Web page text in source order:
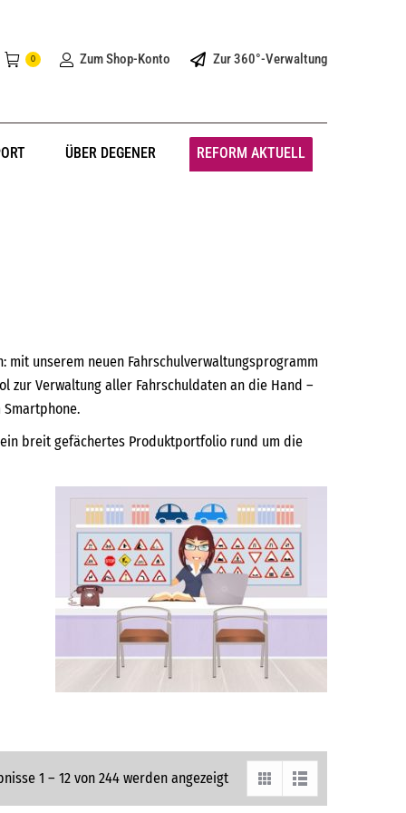
0 Zum Shop-Konto Zur 360°-Verwaltung
ÜBER DEGENER REFORM AKTUELL
mit unserem neuen Fahrschulverwaltungsprogramm
zur Verwaltung aller Fahrschuldaten an die Hand –
breit gefächertes Produktportfolio rund um die
1 – 12 von 244 werden angezeigt